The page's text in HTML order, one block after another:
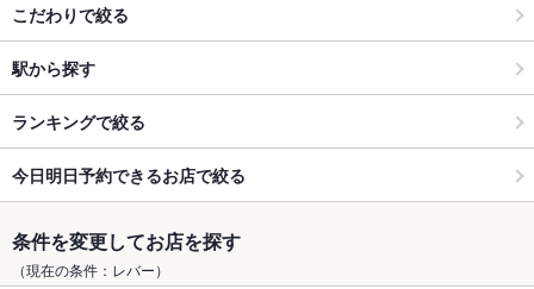
こだわりで絞る
駅から探す
ランキングで絞る
今日明日予約できるお店で絞る
条件を変更してお店を探す
（現在の条件：レバー）